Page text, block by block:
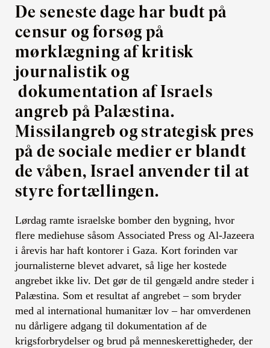
De seneste dage har budt på
censur og forsøg på
mørklægning af kritisk
journalistik og
dokumentation af Israels
angreb på Palæstina.
Missilangreb og strategisk pres
på de sociale medier er blandt
de våben, Israel anvender til at
styre fortællingen.
Lørdag ramte israelske bomber den bygning, hvor
flere mediehuse såsom Associated Press og Al-Jazeera
i årevis har haft kontorer i Gaza. Kort forinden var
journalisterne blevet advaret, så lige her kostede
angrebet ikke liv. Det gør de til gengæld andre steder i
Palæstina. Som et resultat af angrebet – som bryder
med al international humanitær lov – har omverdenen
nu dårligere adgang til dokumentation af de
krigsforbrydelser og brud på menneskerettigheder, der